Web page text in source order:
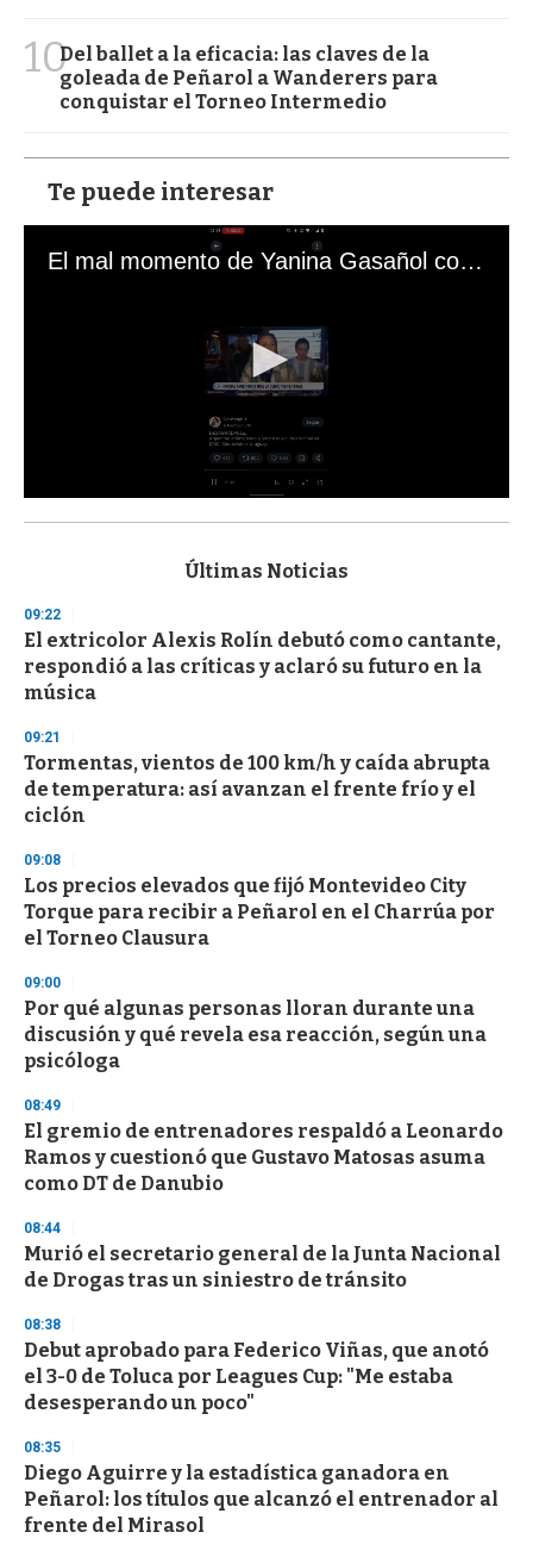
10Del ballet a la eficacia: las claves de la
goleada de Peñarol a Wanderers para
conquistar el Torneo Intermedio
Te puede interesar
El mal momento de Yanina Gasañol con un hincha argentino en "Subrayado"
s
d
s
o
f
3
s
e
c
o
n
Últimas Noticias
09:22
El extricolor Alexis Rolín debutó como cantante,
respondió a las críticas y aclaró su futuro en la
música
09:21
Tormentas, vientos de 100 km/h y caída abrupta
de temperatura: así avanzan el frente frío y el
ciclón
09:08
Los precios elevados que fijó Montevideo City
Torque para recibir a Peñarol en el Charrúa por
el Torneo Clausura
09:00
Por qué algunas personas lloran durante una
discusión y qué revela esa reacción, según una
psicóloga
08:49
El gremio de entrenadores respaldó a Leonardo
Ramos y cuestionó que Gustavo Matosas asuma
como DT de Danubio
08:44
Murió el secretario general de la Junta Nacional
de Drogas tras un siniestro de tránsito
08:38
Debut aprobado para Federico Viñas, que anotó
el 3-0 de Toluca por Leagues Cup: "Me estaba
desesperando un poco"
08:35
Diego Aguirre y la estadística ganadora en
Peñarol: los títulos que alcanzó el entrenador al
frente del Mirasol